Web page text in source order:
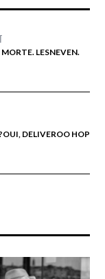
LESNEVEN.
DELIVEROO HOP